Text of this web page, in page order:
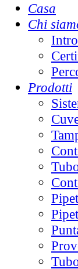
Casa
Chi
Prodotti